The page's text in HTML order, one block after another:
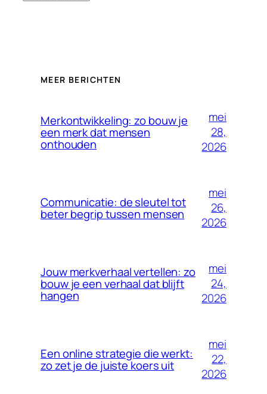
MEER BERICHTEN
Merkontwikkeling: zo bouw je
een merk dat mensen
onthouden
mei
28,
2026
Communicatie: de sleutel tot
beter begrip tussen mensen
mei
26,
2026
Jouw merkverhaal vertellen: zo
bouw je een verhaal dat blijft
hangen
mei
24,
2026
Een online strategie die werkt:
zo zet je de juiste koers uit
mei
22,
2026